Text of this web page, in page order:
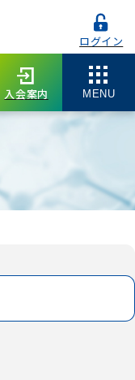
ログイン
入会案内 MENU